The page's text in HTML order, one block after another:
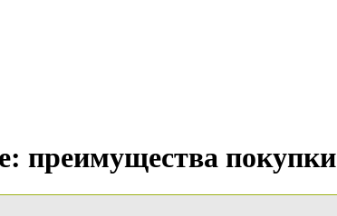
преимущества покупки